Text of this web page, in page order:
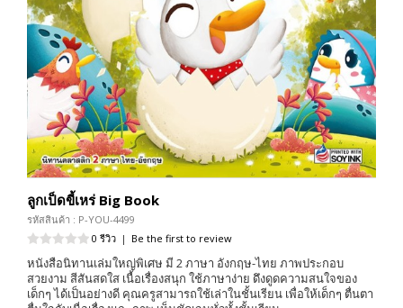
ลูกเป็ดขี้เหร่ Big Book
รหัสสินค้า : P-YOU-4499
0 รีวิว | Be the first to review
หนังสือนิทานเล่มใหญ่พิเศษ มี 2 ภาษา อังกฤษ-ไทย ภาพประกอบ
สวยงาม สีสันสดใส เนื้อเรื่องสนุก ใช้ภาษาง่าย ดึงดูดความสนใจของ
เด็กๆ ได้เป็นอย่างดี คุณครูสามารถใช้เล่าในชั้นเรียน เพื่อให้เด็กๆ ตื่นตา